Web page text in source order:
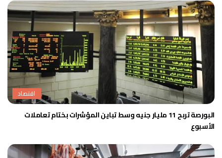
اقتصاد
البورصة تربح 11 مليار جنيه وسط تباين المؤشرات بختام تعاملات
الأسبوع